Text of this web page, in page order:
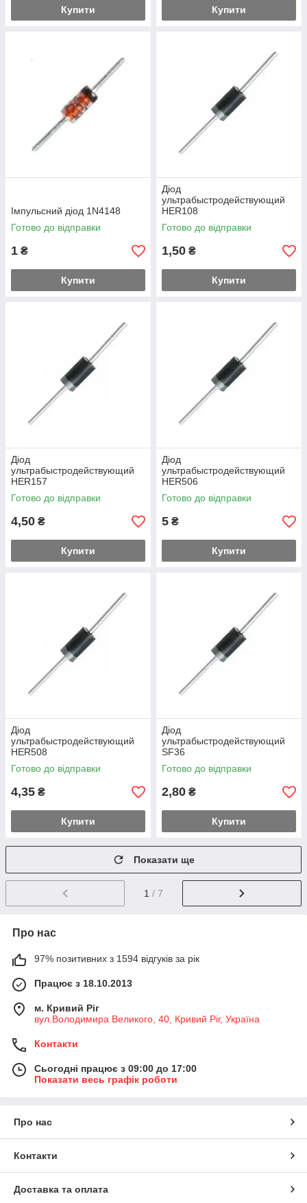
Купити Купити
Імпульсний діод 1N4148
Готово до відправки
1 ₴
Купити
Діод
ультрабыстродействующий
HER108
Готово до відправки
1,50 ₴
Купити
Діод
ультрабыстродействующий
HER157
Готово до відправки
4,50 ₴
Купити
Діод
ультрабыстродействующий
HER506
Готово до відправки
5 ₴
Купити
Діод
ультрабыстродействующий
HER508
Готово до відправки
4,35 ₴
Купити
Діод
ультрабыстродействующий
SF36
Готово до відправки
2,80 ₴
Купити
Показати ще
1 / 7
Про нас
97% позитивних з 1594 відгуків за рік
Працює з 18.10.2013
м. Кривий Ріг
вул.Володимира Великого, 40, Кривий Ріг, Україна
Контакти
Сьогодні працює з 09:00 до 17:00
Показати весь графік роботи
Про нас
Контакти
Доставка та оплата